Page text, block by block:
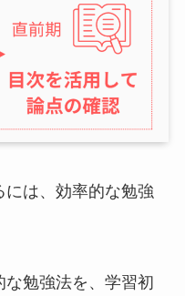
は、効率的な勉強
勉強法を、学習初